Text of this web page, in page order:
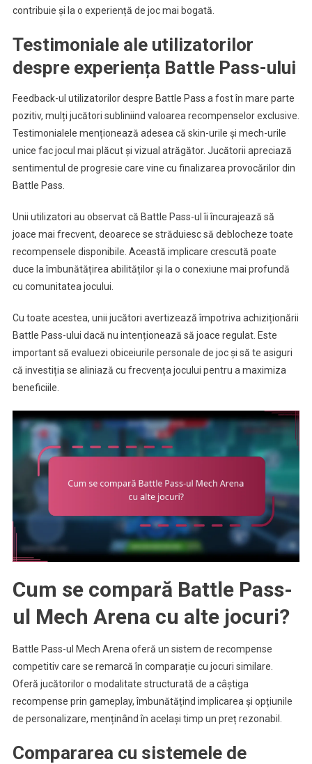
contribuie și la o experiență de joc mai bogată.
Testimoniale ale utilizatorilor
despre experiența Battle Pass-ului
Feedback-ul utilizatorilor despre Battle Pass a fost în mare parte
pozitiv, mulți jucători subliniind valoarea recompenselor exclusive.
Testimonialele menționează adesea că skin-urile și mech-urile
unice fac jocul mai plăcut și vizual atrăgător. Jucătorii apreciază
sentimentul de progresie care vine cu finalizarea provocărilor din
Battle Pass.
Unii utilizatori au observat că Battle Pass-ul îi încurajează să
joace mai frecvent, deoarece se străduiesc să deblocheze toate
recompensele disponibile. Această implicare crescută poate
duce la îmbunătățirea abilităților și la o conexiune mai profundă
cu comunitatea jocului.
Cu toate acestea, unii jucători avertizează împotriva achiziționării
Battle Pass-ului dacă nu intenționează să joace regulat. Este
important să evaluezi obiceiurile personale de joc și să te asiguri
că investiția se aliniază cu frecvența jocului pentru a maximiza
beneficiile.
Cum se compară Battle Pass-
ul Mech Arena cu alte jocuri?
Battle Pass-ul Mech Arena oferă un sistem de recompense
competitiv care se remarcă în comparație cu jocuri similare.
Oferă jucătorilor o modalitate structurată de a câștiga
recompense prin gameplay, îmbunătățind implicarea și opțiunile
de personalizare, menținând în același timp un preț rezonabil.
Compararea cu sistemele de